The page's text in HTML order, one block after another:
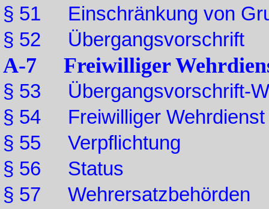
§ 51 Einschränkung von
§ 52 Übergangsvorschrift
A-7 Freiwilliger
§ 53 Übergangsvorschrift-
§ 54 Freiwilliger Wehrdienst
§ 55 Verpflichtung
§ 56 Status
§ 57 Wehrersatzbehörden